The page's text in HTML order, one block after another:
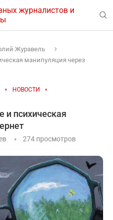
журналистов и
Журавель
манипуляция через
НОВОСТИ
и психическая
274 просмотров